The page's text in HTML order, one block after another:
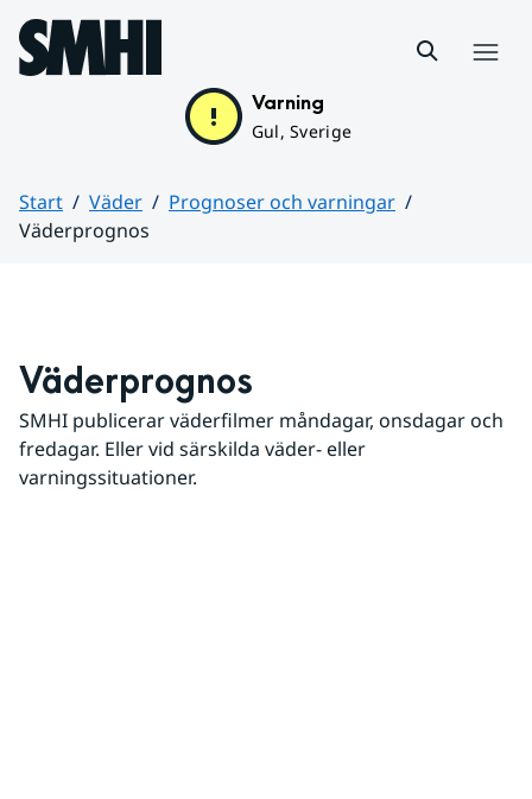
Hoppa till sidans innehåll
Varning
Gul, Sverige
Start Väder
Prognoser och varningar
Väderprognos
Väderprognos
SMHI publicerar väderfilmer måndagar, onsdagar och
fredagar. Eller vid särskilda väder- eller
varningssituationer.